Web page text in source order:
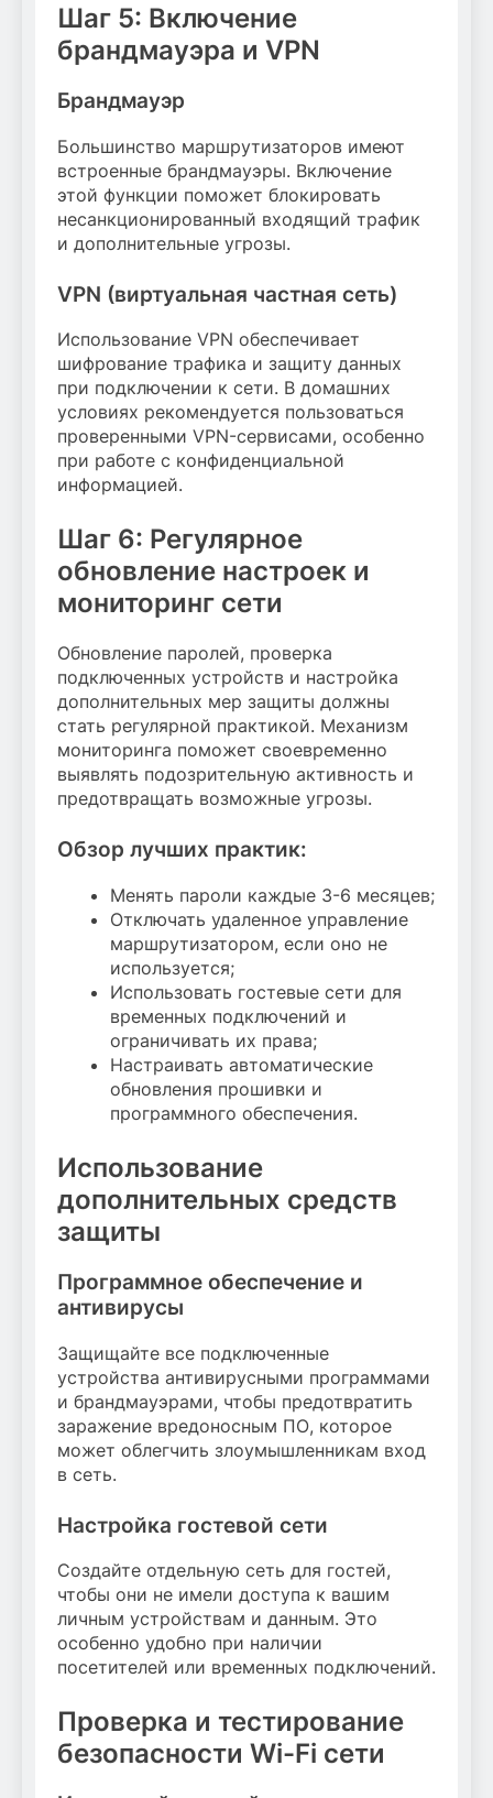
Шаг 5: Включение
брандмауэра и VPN
Брандмауэр
Большинство маршрутизаторов имеют
встроенные брандмауэры. Включение
этой функции поможет блокировать
несанкционированный входящий трафик
и дополнительные угрозы.
VPN (виртуальная частная сеть)
Использование VPN обеспечивает
шифрование трафика и защиту данных
при подключении к сети. В домашних
условиях рекомендуется пользоваться
проверенными VPN-сервисами, особенно
при работе с конфиденциальной
информацией.
Шаг 6: Регулярное
обновление настроек и
мониторинг сети
Обновление паролей, проверка
подключенных устройств и настройка
дополнительных мер защиты должны
стать регулярной практикой. Механизм
мониторинга поможет своевременно
выявлять подозрительную активность и
предотвращать возможные угрозы.
Обзор лучших практик:
Менять пароли каждые 3-6 месяцев;
Отключать удаленное управление
маршрутизатором, если оно не
используется;
Использовать гостевые сети для
временных подключений и
ограничивать их права;
Настраивать автоматические
обновления прошивки и
программного обеспечения.
Использование
дополнительных средств
защиты
Программное обеспечение и
антивирусы
Защищайте все подключенные
устройства антивирусными программами
и брандмауэрами, чтобы предотвратить
заражение вредоносным ПО, которое
может облегчить злоумышленникам вход
в сеть.
Настройка гостевой сети
Создайте отдельную сеть для гостей,
чтобы они не имели доступа к вашим
личным устройствам и данным. Это
особенно удобно при наличии
посетителей или временных подключений.
Проверка и тестирование
безопасности Wi-Fi сети